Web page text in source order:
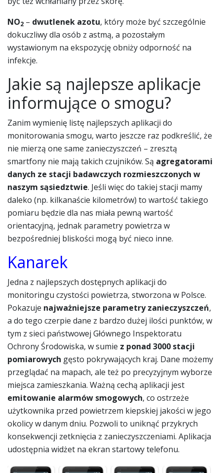
NO2 – dwutlenek azotu, który może być szczególnie
dokuczliwy dla osób z astmą, a pozostałym
wystawionym na ekspozycję obniży odporność na
infekcje.
Jakie są najlepsze aplikacje
informujące o smogu?
Zanim wymienię listę najlepszych aplikacji do
monitorowania smogu, warto jeszcze raz podkreślić, że
nie mierzą one same zanieczyszczeń – zresztą
smartfony nie mają takich czujników. Są agregatorami
danych ze stacji badawczych rozmieszczonych w
naszym sąsiedztwie. Jeśli więc do takiej stacji mamy
daleko (np. kilkanaście kilometrów) to wartość takiego
pomiaru będzie dla nas miała pewną wartość
orientacyjną, jednak parametry powietrza w
bezpośredniej bliskości mogą być nieco inne.
Kanarek
Jedna z najlepszych dostępnych aplikacji do
monitoringu czystości powietrza, stworzona w Polsce.
Pokazuje najważniejsze parametry zanieczyszczeń,
a do tego czerpie dane z bardzo dużej ilości punktów, w
tym z sieci państwowej Głównego Inspektoratu
Ochrony Środowiska, w sumie z ponad 3000 stacji
pomiarowych gęsto pokrywających kraj. Dane możemy
przeglądać na mapach, ale też po precyzyjnym wyborze
miejsca zamieszkania. Ważną cechą aplikacji jest
emitowanie alarmów smogowych, co ostrzeże
użytkownika przed powietrzem kiepskiej jakości w jego
okolicy w danym dniu. Pozwoli to uniknąć przykrych
konsekwencji zetknięcia z zanieczyszczeniami. Aplikacja
udostępnia widżet na ekran startowy telefonu.